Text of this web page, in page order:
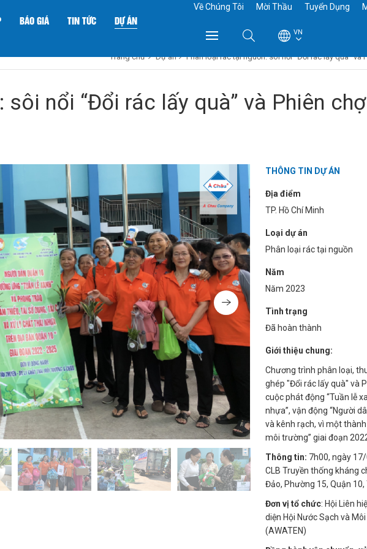
BÁO GIÁ TIN TỨC DỰ ÁN
Về Chúng Tôi Mời Thầu Tuyển Dụng
VN
Trang chủ Dự án Phân loại rác tại nguồn: sôi nổi “Đổi rác lấy quà” và
nổi “Đổi rác lấy quà” và Phiên
THÔNG TIN DỰ ÁN
Địa điểm
TP. Hồ Chí Minh
Loại dự án
Phân loại rác tại nguồn
Năm
Năm 2023
Tình trạng
Đã hoàn thành
Giới thiệu chung:
Chương trình phân loại,
ghép "Đổi rác lấy quà" và
cuộc phát động “Tuần lễ
nhựa”, vận động “Người
và kênh rạch, vì một
môi trường” giai đoạn
Thông tin: 7h00, ngày
CLB Truyền thống kháng
Đảo, Phường 15, Quận 10,
Đơn vị tổ chức: Hội Liên
diện Hội Nước Sạch và
(AWATEN)